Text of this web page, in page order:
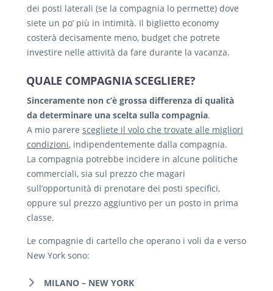
dei posti laterali (se la compagnia lo permette) dove
siete un po’ più in intimità. Il biglietto economy
costerà decisamente meno, budget che potrete
investire nelle attività da fare durante la vacanza.
QUALE COMPAGNIA SCEGLIERE?
Sinceramente non c’è grossa differenza di qualità
da determinare una scelta sulla compagnia.
A mio parere scegliete il volo che trovate alle migliori
condizioni, indipendentemente dalla compagnia.
La compagnia potrebbe incidere in alcune politiche
commerciali, sia sul prezzo che magari
sull’opportunità di prenotare dei posti specifici,
oppure sul prezzo aggiuntivo per un posto in prima
classe.
Le compagnie di cartello che operano i voli da e verso
New York sono:
MILANO – NEW YORK